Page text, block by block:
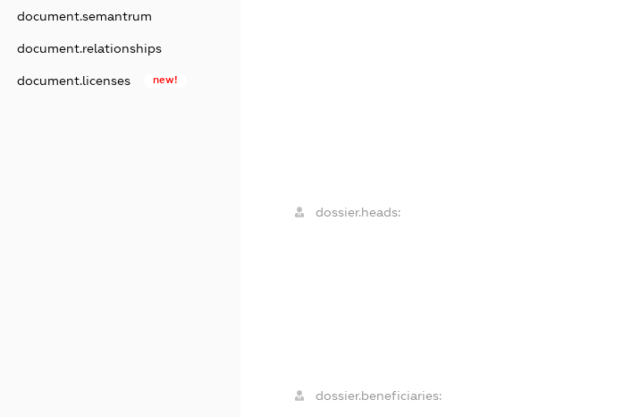
document.semantrum
document.relationships
document.licenses new!
dossier.heads:
dossier.beneficiaries: